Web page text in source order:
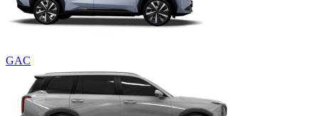
GAC